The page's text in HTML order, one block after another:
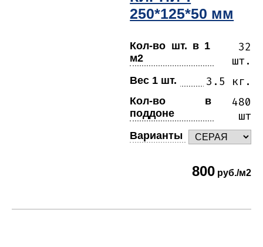
250*125*50 мм
Кол-во шт. в 1
м2
32
шт.
Вес 1 шт. 3.5 кг.
Кол-во в
поддоне
480
шт
Варианты
800 руб./м2